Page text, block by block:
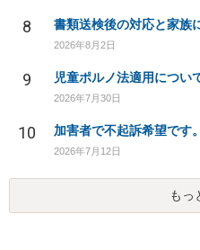
8
2026年8月2日
9 児童ポルノ法適用につい
2026年7月30日
10 加害者で不起訴希望です。
2026年7月12日
もっ